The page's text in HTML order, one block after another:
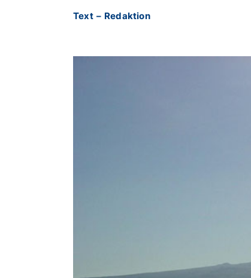
Text – Redaktion